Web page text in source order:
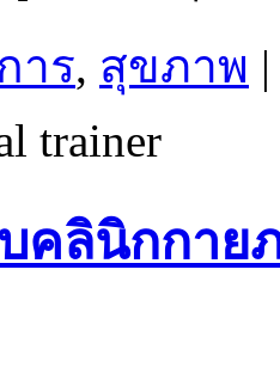
าร, สุขภาพ |
trainer
คลินิกกาย